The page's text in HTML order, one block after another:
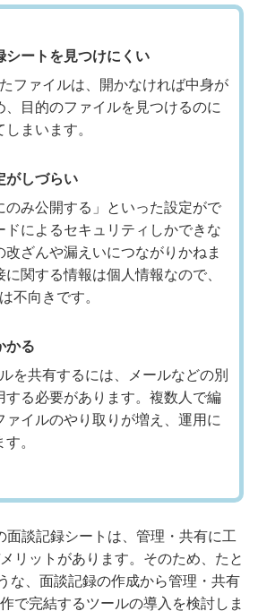
シートを見つけにくい
ファイルは、開かなければ中身が
、目的のファイルを見つけるのに
まいます。
がしづらい
のみ公開する」といった設定がで
ドによるセキュリティしかできな
改ざんや漏えいにつながりかねま
関する情報は個人情報なので、
不向きです。
かる
を共有するには、メールなどの別
する必要があります。複数人で編
ァイルのやり取りが増え、運用に
。
面談記録シートは、管理・共有に工
リットがあります。そのため、たと
な、面談記録の作成から管理・共有
で完結するツールの導入を検討しま